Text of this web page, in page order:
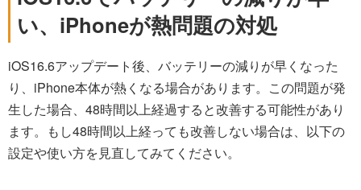
い、iPhoneが熱問題の対処
iOS16.6アップデート後、バッテリーの減りが早くなった
り、iPhone本体が熱くなる場合があります。この問題が発
生した場合、48時間以上経過すると改善する可能性があり
ます。もし48時間以上経っても改善しない場合は、以下の
設定や使い方を見直してみてください。